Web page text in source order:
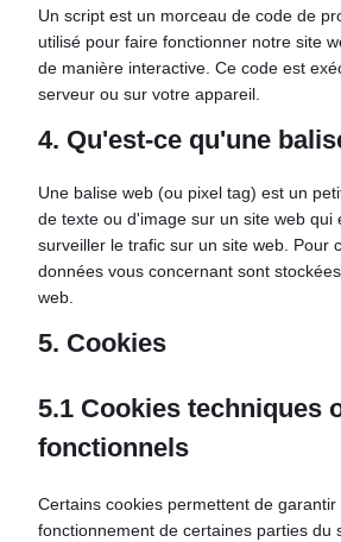
Un script est un morceau de code de
utilisé pour faire fonctionner notre site
de manière interactive. Ce code est
serveur ou sur votre appareil.
4. Qu'est-ce qu'une
Une balise web (ou pixel tag) est un
de texte ou d'image sur un site web qui
surveiller le trafic sur un site web. Pour
données vous concernant sont
web.
5. Cookies
5.1 Cookies techniques
fonctionnels
Certains cookies permettent de garantir
fonctionnement de certaines parties du